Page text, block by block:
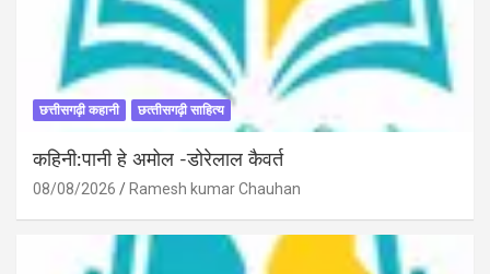
छत्तीसगढ़ी कहानी छत्‍तीसगढ़ी साहित्‍य
कहिनी:पानी हे अमोल -डोरेलाल कैवर्त
08/08/2026 Ramesh kumar Chauhan